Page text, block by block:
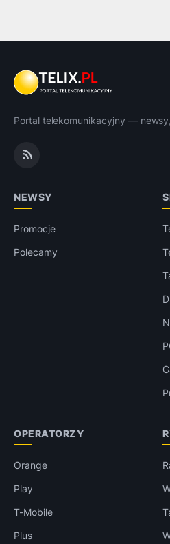
Portal telekomunikacyjny —
NEWSY
Promocje
Polecamy
OPERATORZY
Orange
Play
T-Mobile
Plus